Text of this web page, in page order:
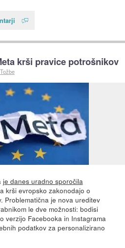
krši pravice potrošnikov
Tožbe
je danes uradno sporočila
krši evropsko zakonodajo o
Problematična je nova ureditev
le dve možnosti: bodisi
verzijo Facebooka in Instagrama
podatkov za personalizirano